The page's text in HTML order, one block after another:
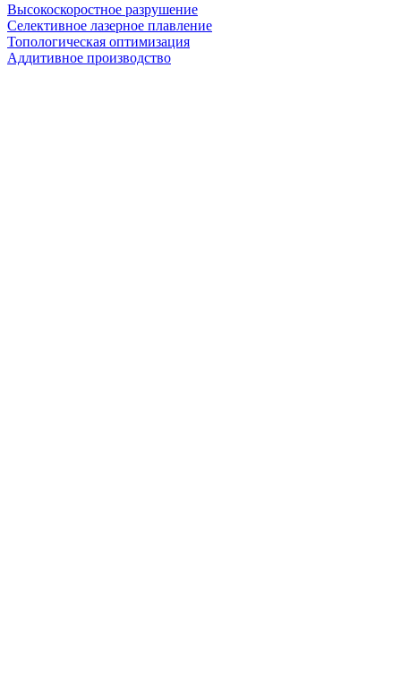
Высокоскоростное разрушение
Селективное лазерное плавление
Топологическая оптимизация
Аддитивное производство